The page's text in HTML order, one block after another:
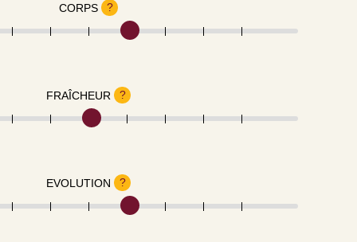
CORPS ?
FRAÎCHEUR ?
EVOLUTION ?